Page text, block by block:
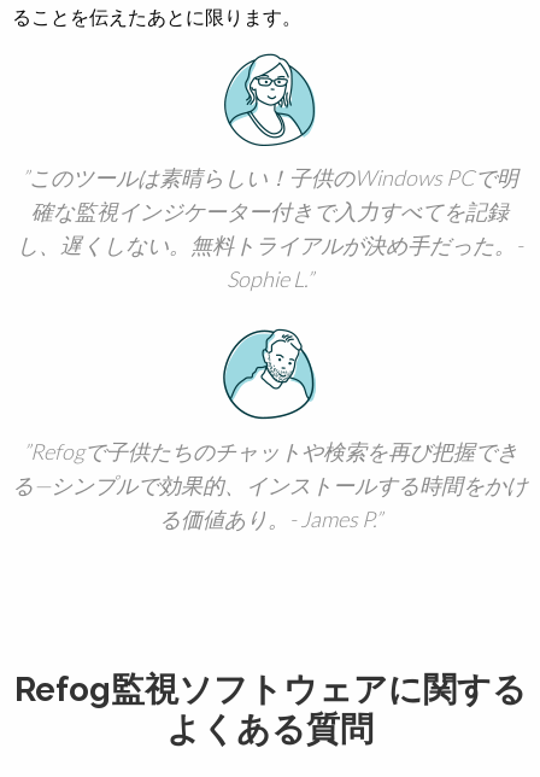
ることを伝えたあとに限ります。
このツールは素晴らしい！子供のWindows PCで明
確な監視インジケーター付きで入力すべてを記録
し、遅くしない。無料トライアルが決め手だった。-
Sophie L.
Refogで子供たちのチャットや検索を再び把握でき
る—シンプルで効果的、インストールする時間をかけ
る価値あり。- James P.
Refog監視ソフトウェアに関する
よくある質問